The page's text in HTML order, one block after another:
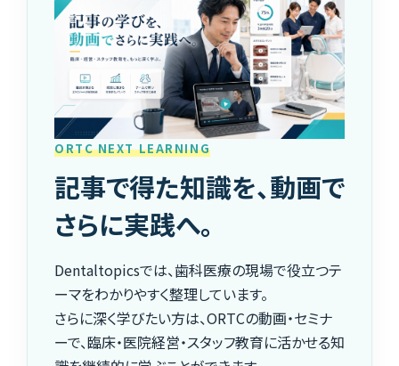
ORTC NEXT LEARNING
記事で得た知識を、動画で
さらに実践へ。
Dentaltopicsでは、歯科医療の現場で役立つテ
ーマをわかりやすく整理しています。
さらに深く学びたい方は、ORTCの動画・セミナ
ーで、臨床・医院経営・スタッフ教育に活かせる知